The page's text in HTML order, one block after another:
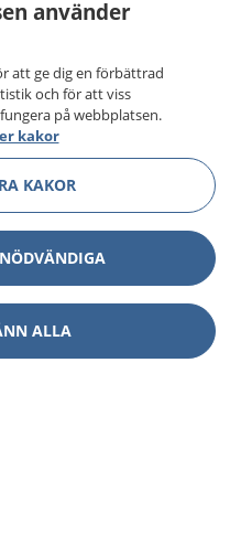
använder
att ge dig en förbättrad
och för att viss
på webbplatsen.
kakor
KAKOR
ALLA